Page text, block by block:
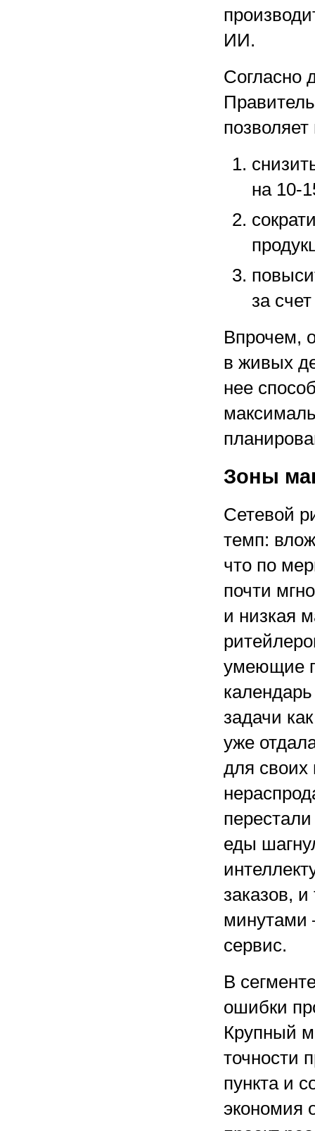
ИИ.
Согласно
на 10-
за
Впрочем,
в живых
нее
Зоны
Сетевой
темп:
что по
почти
и низкая
умеющие
задачи
уже
для своих
еды
заказов,
минутами
сервис.
В
ошибки
Крупный
точности
пункта и
экономия